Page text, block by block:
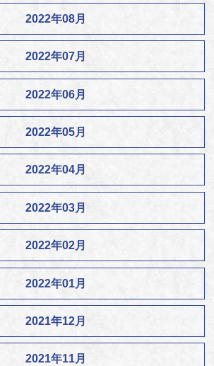
2022年08月
2022年07月
2022年06月
2022年05月
2022年04月
2022年03月
2022年02月
2022年01月
2021年12月
2021年11月